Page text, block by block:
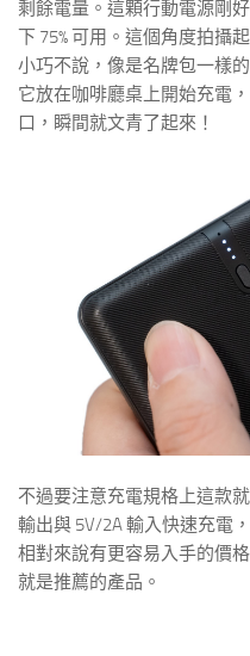
剩餘電量。這顆行動電源剛
下 75% 可用。這個角度拍
小巧不說，像是名牌包一樣
它放在咖啡廳桌上開始充電
口，瞬間就文青了起來！
不過要注意充電規格上這款
輸出與 5V/2A 輸入快速充電
相對來說有更容易入手的價
就是推薦的產品。